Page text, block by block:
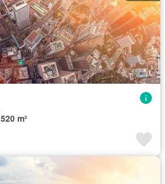
520 m²